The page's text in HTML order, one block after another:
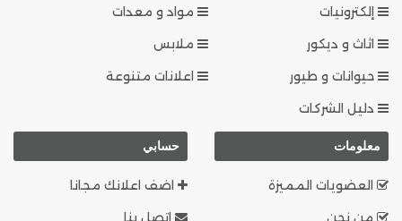
إلكترونيات
مواد و معدات
اثاث و ديكور
ملابس
حيوانات و طيور
اعلانات متنوعة
دليل الشركات
معلومات
العضويات المميزة
من نحن
حسابي
اضف اعلانك مجانا
اتصل بنا